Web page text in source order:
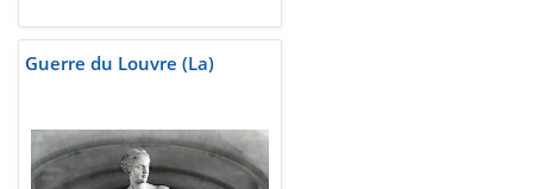
Guerre du Louvre (La)